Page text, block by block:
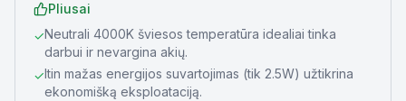
Pliusai
✓Neutrali 4000K šviesos temperatūra idealiai tinka
darbui ir nevargina akių.
✓Itin mažas energijos suvartojimas (tik 2.5W) užtikrina
ekonomišką eksploataciją.